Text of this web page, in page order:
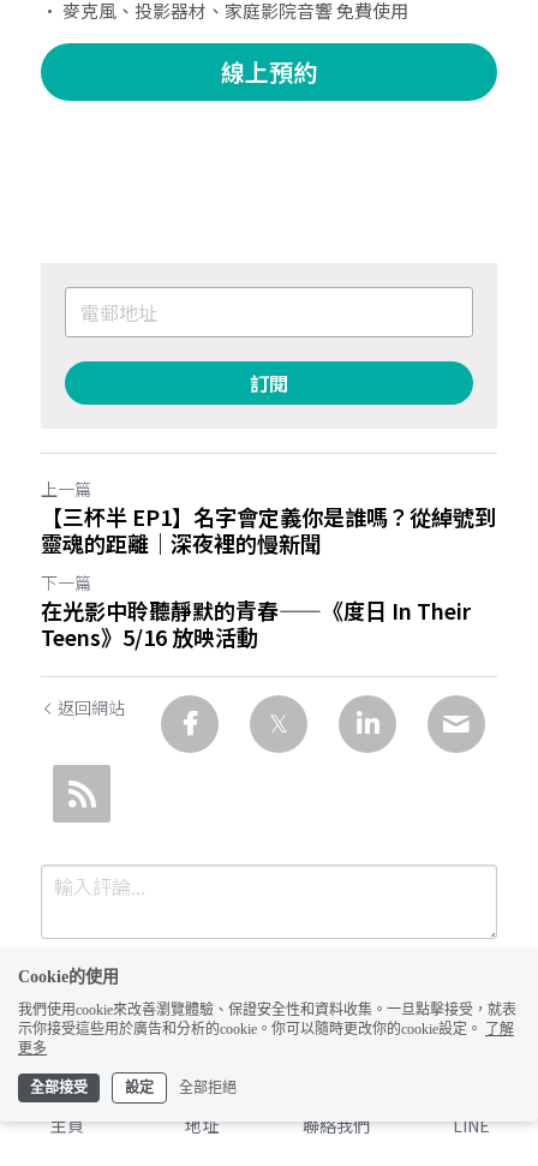
• 麥克風、投影器材、家庭影院音響 免費使用
線上預約
訂閱
上一篇
【三杯半 EP1】名字會定義你是誰嗎？從綽號到
靈魂的距離｜深夜裡的慢新聞
下一篇
在光影中聆聽靜默的青春——《度日 In Their
Teens》5/16 放映活動
返回網站
提交 取消
主頁 地址 聯絡我們 LINE
Cookie的使用
我們使用cookie來改善瀏覽體驗、保證安全性和資料收集。一旦點擊接受，就表
示你接受這些用於廣告和分析的cookie。你可以隨時更改你的cookie設定。
了解
更多
全部接受 設定 全部拒絕